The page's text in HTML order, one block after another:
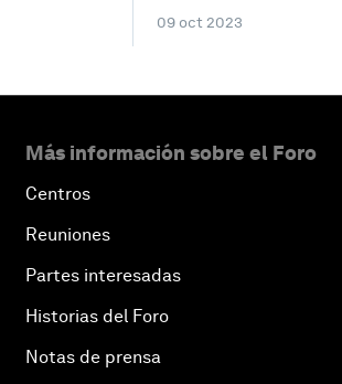
09 oct 2023
Más información sobre el Foro
Centros
Reuniones
Partes interesadas
Historias del Foro
Notas de prensa